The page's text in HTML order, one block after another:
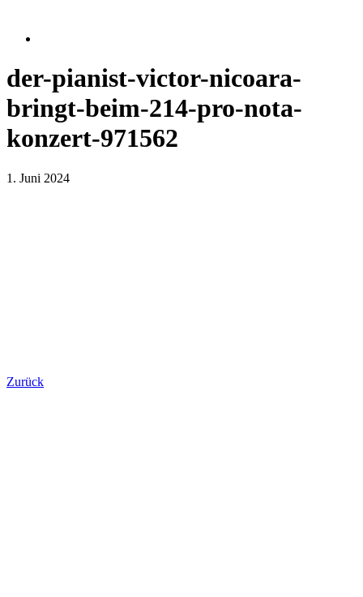
der-pianist-victor-nicoara-
bringt-beim-214-pro-nota-
konzert-971562
1. Juni 2024
Zurück